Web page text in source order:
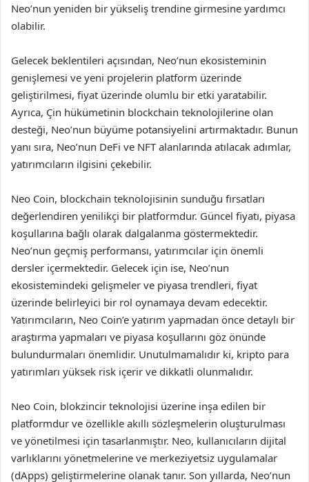
Neo’nun yeniden bir yükseliş trendine girmesine yardımcı
olabilir.
Gelecek beklentileri açısından, Neo’nun ekosisteminin
genişlemesi ve yeni projelerin platform üzerinde
geliştirilmesi, fiyat üzerinde olumlu bir etki yaratabilir.
Ayrıca, Çin hükümetinin blockchain teknolojilerine olan
desteği, Neo’nun büyüme potansiyelini artırmaktadır. Bunun
yanı sıra, Neo’nun DeFi ve NFT alanlarında atılacak adımlar,
yatırımcıların ilgisini çekebilir.
Neo Coin, blockchain teknolojisinin sunduğu fırsatları
değerlendiren yenilikçi bir platformdur. Güncel fiyatı, piyasa
koşullarına bağlı olarak dalgalanma göstermektedir.
Neo’nun geçmiş performansı, yatırımcılar için önemli
dersler içermektedir. Gelecek için ise, Neo’nun
ekosistemindeki gelişmeler ve piyasa trendleri, fiyat
üzerinde belirleyici bir rol oynamaya devam edecektir.
Yatırımcıların, Neo Coin’e yatırım yapmadan önce detaylı bir
araştırma yapmaları ve piyasa koşullarını göz önünde
bulundurmaları önemlidir. Unutulmamalıdır ki, kripto para
yatırımları yüksek risk içerir ve dikkatli olunmalıdır.
Neo Coin, blokzincir teknolojisi üzerine inşa edilen bir
platformdur ve özellikle akıllı sözleşmelerin oluşturulması
ve yönetilmesi için tasarlanmıştır. Neo, kullanıcıların dijital
varlıklarını yönetmelerine ve merkeziyetsiz uygulamalar
(dApps) geliştirmelerine olanak tanır. Son yıllarda, Neo’nun